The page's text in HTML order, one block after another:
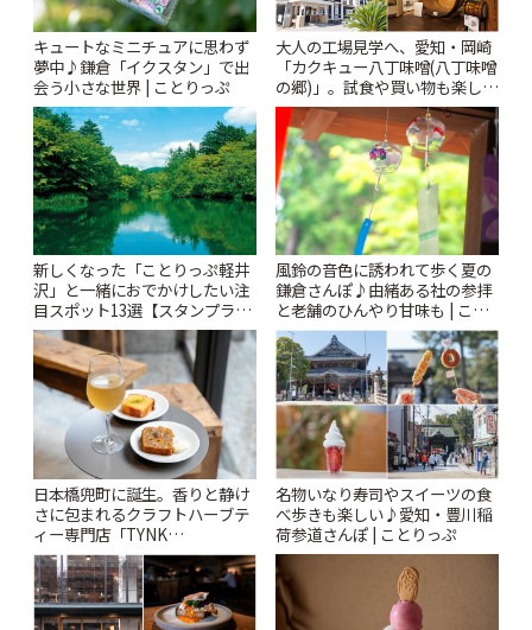
キュートなミニチュアに思わず
夢中♪鎌倉「イクスタン」で出
会う小さな世界 | ことりっぷ
大人の工場見学へ、愛知・岡崎
「カクキュー八丁味噌(八丁味噌
の郷)」。試食や買い物も楽しみ
♪ | ことりっぷ
新しくなった「ことりっぷ軽井
沢」と一緒におでかけしたい注
目スポット13選【スタンプラリ
ー開催中】 | ことりっぷ
風鈴の音色に誘われて歩く夏の
鎌倉さんぽ♪由緒ある社の参拝
と老舗のひんやり甘味も | こと
りっぷ
日本橋兜町に誕生。香りと静け
さに包まれるクラフトハーブテ
ィー専門店「TYNK
Kabutocho」 | ことりっぷ
名物いなり寿司やスイーツの食
べ歩きも楽しい♪愛知・豊川稲
荷参道さんぽ | ことりっぷ